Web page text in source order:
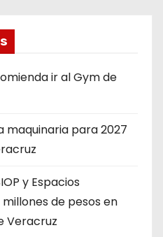
ir al Gym de
maquinaria para 2027
y Espacios
de pesos en
Veracruz